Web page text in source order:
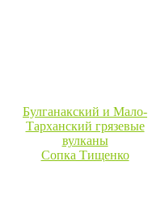
Булганакский и Мало-
Тарханский грязевые
вулканы
Сопка Тищенко